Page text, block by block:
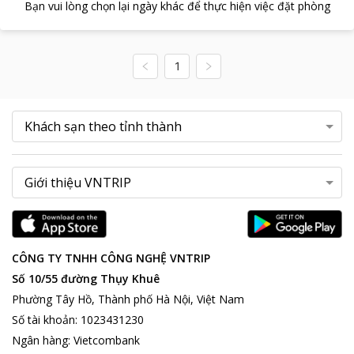
Bạn vui lòng chọn lại ngày khác để thực hiện việc đặt phòng
1
CÔNG TY TNHH CÔNG NGHỆ VNTRIP
Số 10/55 đường Thụy Khuê
Phường Tây Hồ, Thành phố Hà Nội, Việt Nam
Số tài khoản: 1023431230
Ngân hàng: Vietcombank